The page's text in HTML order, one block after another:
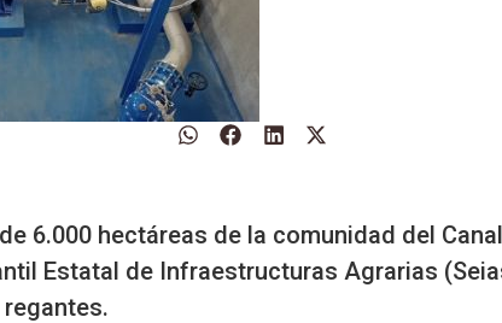
6.000 hectáreas de la comunidad del
Estatal de Infraestructuras Agrarias